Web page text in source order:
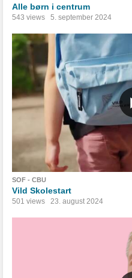
Alle børn i centrum
543 views 5. september 2024
SOF - CBU
Vild Skolestart
501 views 23. august 2024